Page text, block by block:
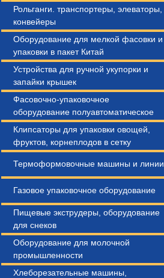
Рольганги. транспортеры, элеваторы,
конвейеры
Оборудование для мелкой фасовки и
упаковки в пакет Китай
Устройства для ручной укупорки и
запайки крышек
Фасовочно-упаковочное
оборудование полуавтоматическое
Клипсаторы для упаковки овощей,
фруктов, корнеплодов в сетку
Термоформовочные машины и линии
Газовое упаковочное оборудование
Пищевые экструдеры, оборудование
для снеков
Оборудование для молочной
промышленности
Хлеборезательные машины,